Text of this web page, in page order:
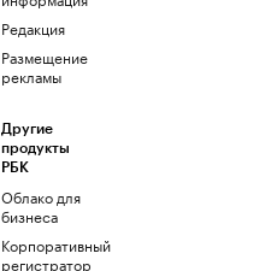
Редакция
Размещение
рекламы
Другие
продукты
РБК
Облако для
бизнеса
Корпоративный
регистратор